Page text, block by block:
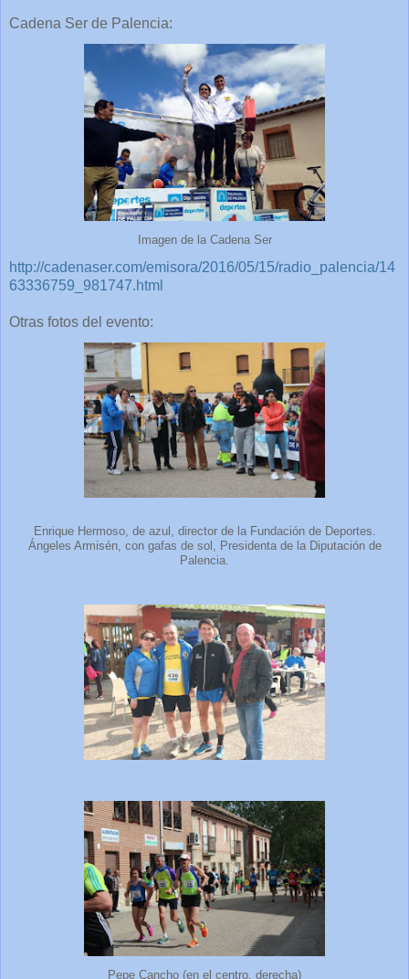
Cadena Ser de Palencia:
Imagen de la Cadena Ser
http://cadenaser.com/emisora/2016/05/15/radio_palencia/14
63336759_981747.html
Otras fotos del evento:
Enrique Hermoso, de azul, director de la Fundación de Deportes.
Ángeles Armisén, con gafas de sol, Presidenta de la Diputación de
Palencia.
Pepe Cancho (en el centro, derecha)